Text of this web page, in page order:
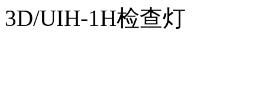
3D/UIH-1H检查灯